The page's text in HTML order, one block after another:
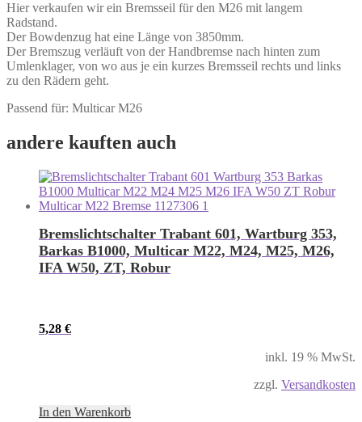
Hier verkaufen wir ein Bremsseil für den M26 mit langem
Radstand.
Der Bowdenzug hat eine Länge von 3850mm.
Der Bremszug verläuft von der Handbremse nach hinten zum
Umlenklager, von wo aus je ein kurzes Bremsseil rechts und links
zu den Rädern geht.
Passend für: Multicar M26
andere kauften auch
Bremslichtschalter Trabant 601, Wartburg 353,
Barkas B1000, Multicar M22, M24, M25, M26,
IFA W50, ZT, Robur
5,28 €
inkl. 19 % MwSt.
zzgl. Versandkosten
In den Warenkorb